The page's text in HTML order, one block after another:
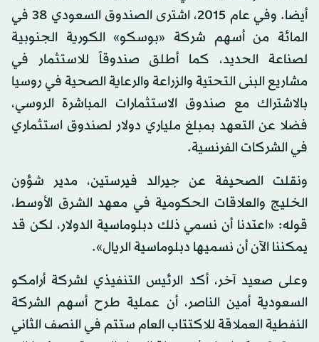
أيضا. وفي عام 2015، اشترى الصندوق السعودي 38 في
المائة من أسهم شركة «بوسكو» الكورية الجنوبية
لصناعة الحديد، كما أطلق صندوقاً للاستثمار في
مشاريع البنى التحتية والزراعة والرعاية الصحية في روسيا
بالاشتراك مع صندوق الاستثمارات المباشرة الروسي،
فضلا عن التعهد بمبلغ ملياري دولار لصندوق استثماري
في الشركات الفرنسية.
ونقلت الصحيفة عن جيرالد فيرستين، مدير شؤون
الخليج والعلاقات الحكومية في معهد الشرق الأوسط،
قوله: «اعتدنا أن نسمي ذلك دبلوماسية الدولار، لكن قد
يمكننا الآن أن نسميها دبلوماسية الريال».
وعلى صعيد آخر، أكد الرئيس التنفيذي لشركة أرامكو
السعودية أمين الناصر، أن عملية طرح أسهم الشركة
النفطية العملاقة للاكتتاب العام ستتم في النصف الثاني